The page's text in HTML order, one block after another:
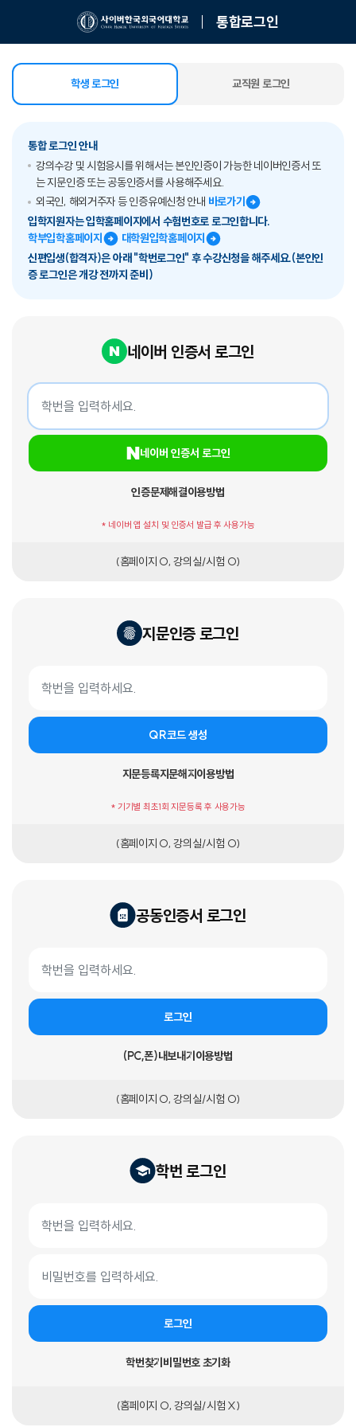
통합로그인
학생 로그인
선택됨 교직원 로그인
통합 로그인 안내
강의수강 및 시험응시를 위해서는 본인인증이 가능한 네이버인증서 또
는 지문인증 또는 공동인증서를 사용해주세요.
외국인, 해외거주자 등 인증유예신청 안내 바로가기
입학지원자는 입학홈페이지에서 수험번호로 로그인합니다.
학부입학홈페이지
대학원입학홈페이지
신편입생(합격자)은 아래 "학번로그인" 후 수강신청을 해주세요.(본인인
증 로그인은 개강 전까지 준비)
네이버 인증서 로그인
네이버 인증서 로그인
학번
네이버 인증서 로그인
인증문제해결이용방법
* 네이버 앱 설치 및 인증서 발급 후 사용가능
(홈페이지 O, 강의실/시험 O)
지문인증 로그인
QR코드 생성
지문등록지문해지이용방법
* 기기별 최초1회 지문등록 후 사용가능
(홈페이지 O, 강의실/시험 O)
공동인증서 로그인
로그인
(PC,폰)내보내기이용방법
(홈페이지 O, 강의실/시험 O)
학번 로그인
로그인
학번찾기비밀번호 초기화
(홈페이지 O, 강의실/시험 X)